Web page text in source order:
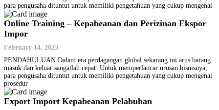
para pengusaha dituntut untuk memiliki pengetahuan yang cukup mengenai
Online Training – Kepabeanan dan Perizinan Ekspor
Impor
February 14, 2023
PENDAHULUAN Dalam era perdagangan global sekarang ini arus barang
masuk dan keluar sangatlah cepat. Untuk memperlancar urusan bisnisnya,
para pengusaha dituntut untuk memiliki pengetahuan yang cukup mengenai
prosedur
Export Import Kepabeanan Pelabuhan